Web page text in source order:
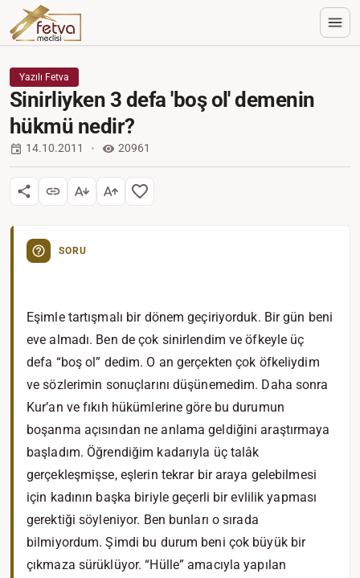
Yazılı Fetva
Sinirliyken 3 defa 'boş ol' demenin
hükmü nedir?
14.10.2011 20961
SORU
Eşimle tartışmalı bir dönem geçiriyorduk. Bir gün beni
eve almadı. Ben de çok sinirlendim ve öfkeyle üç
defa “boş ol” dedim. O an gerçekten çok öfkeliydim
ve sözlerimin sonuçlarını düşünemedim. Daha sonra
Kur’an ve fıkıh hükümlerine göre bu durumun
boşanma açısından ne anlama geldiğini araştırmaya
başladım. Öğrendiğim kadarıyla üç talâk
gerçekleşmişse, eşlerin tekrar bir araya gelebilmesi
için kadının başka biriyle geçerli bir evlilik yapması
gerektiği söyleniyor. Ben bunları o sırada
bilmiyordum. Şimdi bu durum beni çok büyük bir
çıkmaza sürüklüyor. “Hülle” amacıyla yapılan